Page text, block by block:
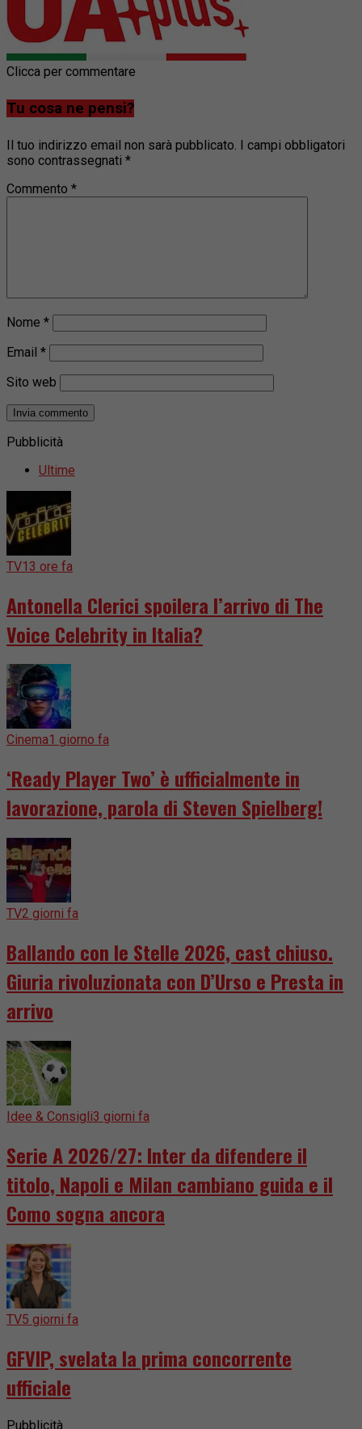
Clicca per commentare
Tu cosa ne pensi?
Il tuo indirizzo email non sarà pubblicato. I campi obbligatori
sono contrassegnati *
Commento *
Nome *
Email *
Sito web
Pubblicità
Ultime
TV13 ore fa
Antonella Clerici spoilera l’arrivo di The
Voice Celebrity in Italia?
Cinema1 giorno fa
‘Ready Player Two’ è ufficialmente in
lavorazione, parola di Steven Spielberg!
TV2 giorni fa
Ballando con le Stelle 2026, cast chiuso.
Giuria rivoluzionata con D’Urso e Presta in
arrivo
Idee & Consigli3 giorni fa
Serie A 2026/27: Inter da difendere il
titolo, Napoli e Milan cambiano guida e il
Como sogna ancora
TV5 giorni fa
GFVIP, svelata la prima concorrente
ufficiale
Pubblicità